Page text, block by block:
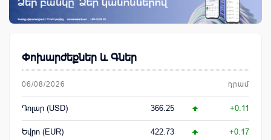
Փոխարժեքներ և Գներ
06/08/2026 դրամ
Դոլար (USD) 366.25 +0.11
Եվրո (EUR) 422.73 +0.17